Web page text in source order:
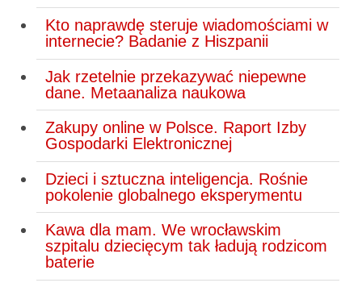
Kto naprawdę steruje wiadomościami w
internecie? Badanie z Hiszpanii
Jak rzetelnie przekazywać niepewne
dane. Metaanaliza naukowa
Zakupy online w Polsce. Raport Izby
Gospodarki Elektronicznej
Dzieci i sztuczna inteligencja. Rośnie
pokolenie globalnego eksperymentu
Kawa dla mam. We wrocławskim
szpitalu dziecięcym tak ładują rodzicom
baterie